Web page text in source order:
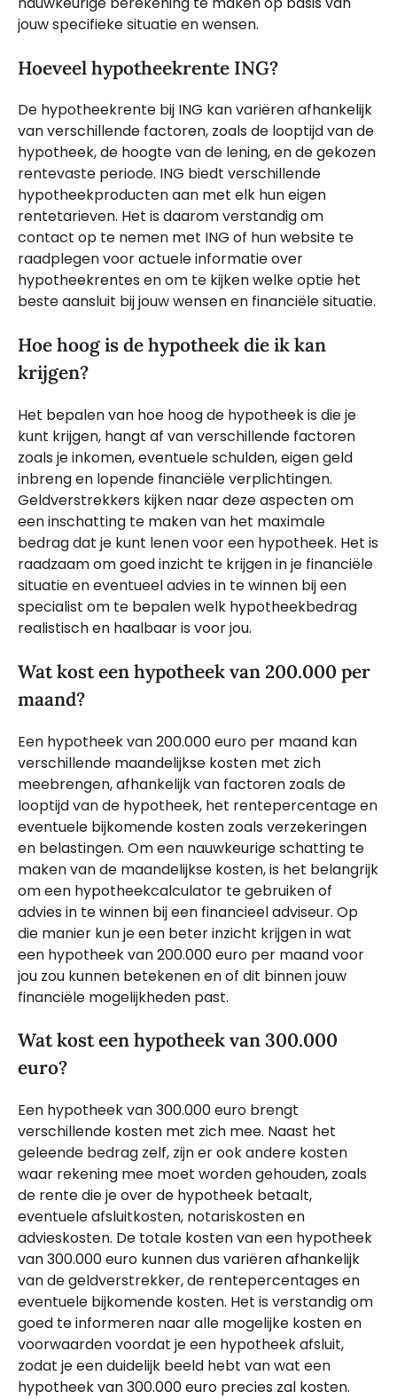
jouw specifieke situatie en wensen.
Hoeveel hypotheekrente ING?
De hypotheekrente bij ING kan variëren afhankelijk
van verschillende factoren, zoals de looptijd van de
hypotheek, de hoogte van de lening, en de gekozen
rentevaste periode. ING biedt verschillende
hypotheekproducten aan met elk hun eigen
rentetarieven. Het is daarom verstandig om
contact op te nemen met ING of hun website te
raadplegen voor actuele informatie over
hypotheekrentes en om te kijken welke optie het
beste aansluit bij jouw wensen en financiële situatie.
Hoe hoog is de hypotheek die ik kan
krijgen?
Het bepalen van hoe hoog de hypotheek is die je
kunt krijgen, hangt af van verschillende factoren
zoals je inkomen, eventuele schulden, eigen geld
inbreng en lopende financiële verplichtingen.
Geldverstrekkers kijken naar deze aspecten om
een inschatting te maken van het maximale
bedrag dat je kunt lenen voor een hypotheek. Het is
raadzaam om goed inzicht te krijgen in je financiële
situatie en eventueel advies in te winnen bij een
specialist om te bepalen welk hypotheekbedrag
realistisch en haalbaar is voor jou.
Wat kost een hypotheek van 200.000 per
maand?
Een hypotheek van 200.000 euro per maand kan
verschillende maandelijkse kosten met zich
meebrengen, afhankelijk van factoren zoals de
looptijd van de hypotheek, het rentepercentage en
eventuele bijkomende kosten zoals verzekeringen
en belastingen. Om een nauwkeurige schatting te
maken van de maandelijkse kosten, is het belangrijk
om een hypotheekcalculator te gebruiken of
advies in te winnen bij een financieel adviseur. Op
die manier kun je een beter inzicht krijgen in wat
een hypotheek van 200.000 euro per maand voor
jou zou kunnen betekenen en of dit binnen jouw
financiële mogelijkheden past.
Wat kost een hypotheek van 300.000
euro?
Een hypotheek van 300.000 euro brengt
verschillende kosten met zich mee. Naast het
geleende bedrag zelf, zijn er ook andere kosten
waar rekening mee moet worden gehouden, zoals
de rente die je over de hypotheek betaalt,
eventuele afsluitkosten, notariskosten en
advieskosten. De totale kosten van een hypotheek
van 300.000 euro kunnen dus variëren afhankelijk
van de geldverstrekker, de rentepercentages en
eventuele bijkomende kosten. Het is verstandig om
goed te informeren naar alle mogelijke kosten en
voorwaarden voordat je een hypotheek afsluit,
zodat je een duidelijk beeld hebt van wat een
hypotheek van 300.000 euro precies zal kosten.